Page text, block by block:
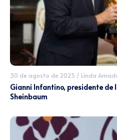
30 de agosto de 2025 / Linda
Gianni Infantino, presidente de
Sheinbaum